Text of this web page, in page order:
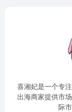
喜湘妃是一个专
出海商家提供市
际